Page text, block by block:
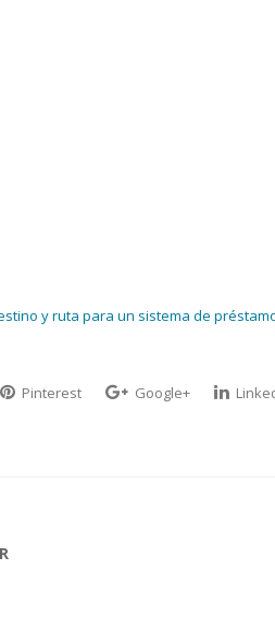
y ruta para un sistema de
Pinterest Google+